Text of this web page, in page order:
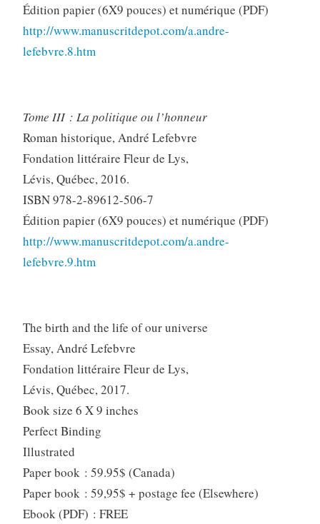
Édition papier (6X9 pouces) et numérique (PDF)
http://www.manuscritdepot.com/a.andre-
lefebvre.8.htm
Tome III : La politique ou l’honneur
Roman historique, André Lefebvre
Fondation littéraire Fleur de Lys,
Lévis, Québec, 2016.
ISBN 978-2-89612-506-7
Édition papier (6X9 pouces) et numérique (PDF)
http://www.manuscritdepot.com/a.andre-
lefebvre.9.htm
The birth and the life of our universe
Essay, André Lefebvre
Fondation littéraire Fleur de Lys,
Lévis, Québec, 2017.
Book size 6 X 9 inches
Perfect Binding
Illustrated
Paper book : 59.95$ (Canada)
Paper book : 59,95$ + postage fee (Elsewhere)
Ebook (PDF) : FREE